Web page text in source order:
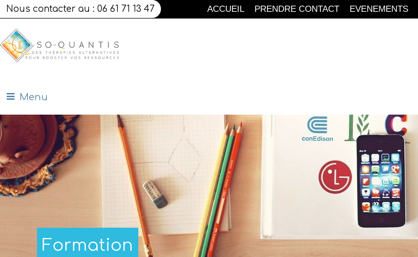
Nous contacter au : 06 61 71 13 47 ACCUEIL PRENDRE CONTACT EVENEMENTS
Menu
Formation